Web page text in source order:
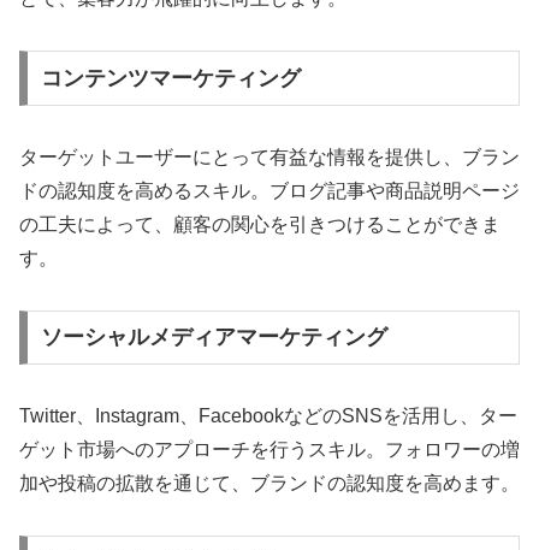
コンテンツマーケティング
ターゲットユーザーにとって有益な情報を提供し、ブラン
ドの認知度を高めるスキル。ブログ記事や商品説明ページ
の工夫によって、顧客の関心を引きつけることができま
す。
ソーシャルメディアマーケティング
Twitter、Instagram、FacebookなどのSNSを活用し、ター
ゲット市場へのアプローチを行うスキル。フォロワーの増
加や投稿の拡散を通じて、ブランドの認知度を高めます。